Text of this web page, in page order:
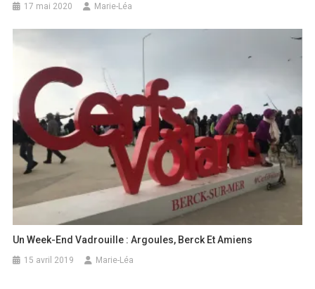
17 mai 2020 Marie-Léa
Un Week-End Vadrouille : Argoules, Berck Et Amiens
15 avril 2019 Marie-Léa